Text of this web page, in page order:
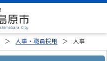
人事・職員採用 人事